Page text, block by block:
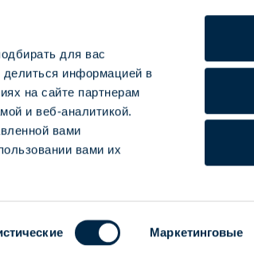
для вас
делиться информацией в
на сайте партнерам
и веб-аналитикой.
вами
вами их
Маркетинговые
Узнайте